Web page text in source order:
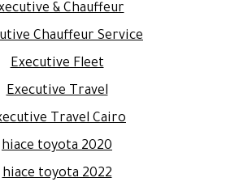
& Chauffeur
Chauffeur Service
Executive Fleet
Executive Travel
Travel Cairo
hiace toyota 2020
hiace toyota 2022